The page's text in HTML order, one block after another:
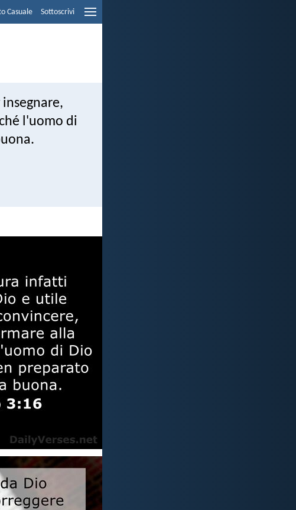
Casuale Sottoscrivi
l'uomo di